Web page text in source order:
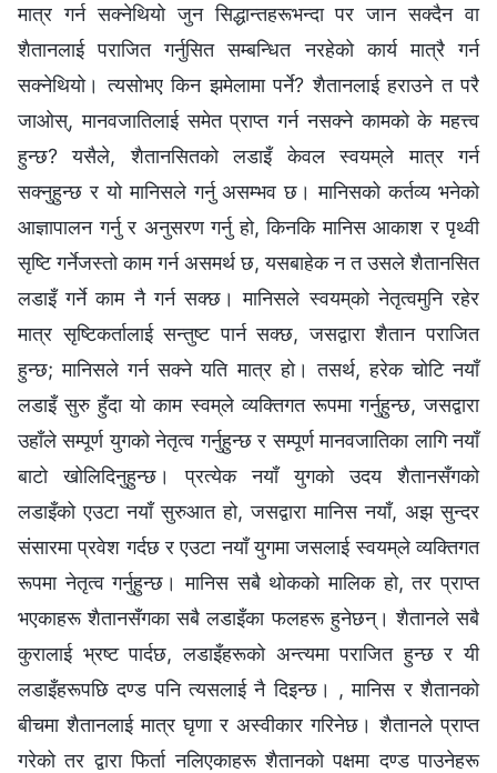
मात्र गर्न सक्नेथियो जुन सिद्धान्तहरूभन्दा पर जान सक्दैन वा
शैतानलाई पराजित गर्नुसित सम्बन्धित नरहेको कार्य मात्रै गर्न
सक्नेथियो। त्यसोभए किन झमेलामा पर्ने? शैतानलाई हराउने त परै
जाओस्, मानवजातिलाई समेत प्राप्त गर्न नसक्ने कामको के महत्त्व
हुन्छ? यसैले, शैतानसितको लडाइँ केवल स्वयम्‌ले मात्र गर्न
सक्नुहुन्छ र यो मानिसले गर्नु असम्भव छ। मानिसको कर्तव्य भनेको
आज्ञापालन गर्नु र अनुसरण गर्नु हो, किनकि मानिस आकाश र पृथ्वी
सृष्टि गर्नेजस्तो काम गर्न असमर्थ छ, यसबाहेक न त उसले शैतानसित
लडाइँ गर्ने काम नै गर्न सक्छ। मानिसले स्वयम्‌को नेतृत्वमुनि रहेर
मात्र सृष्टिकर्तालाई सन्तुष्ट पार्न सक्छ, जसद्वारा शैतान पराजित
हुन्छ; मानिसले गर्न सक्ने यति मात्र हो। तसर्थ, हरेक चोटि नयाँ
लडाइँ सुरु हुँदा यो काम स्वम्‌ले व्यक्तिगत रूपमा गर्नुहुन्छ, जसद्वारा
उहाँले सम्पूर्ण युगको नेतृत्व गर्नुहुन्छ र सम्पूर्ण मानवजातिका लागि नयाँ
बाटो खोलिदिनुहुन्छ। प्रत्येक नयाँ युगको उदय शैतानसँगको
लडाइँको एउटा नयाँ सुरुआत हो, जसद्वारा मानिस नयाँ, अझ सुन्दर
संसारमा प्रवेश गर्दछ र एउटा नयाँ युगमा जसलाई स्वयम्‌ले व्यक्तिगत
रूपमा नेतृत्व गर्नुहुन्छ। मानिस सबै थोकको मालिक हो, तर प्राप्त
भएकाहरू शैतानसँगका सबै लडाइँका फलहरू हुनेछन्। शैतानले सबै
कुरालाई भ्रष्ट पार्दछ, लडाइँहरूको अन्त्यमा पराजित हुन्छ र यी
लडाइँहरूपछि दण्ड पनि त्यसलाई नै दिइन्छ। , मानिस र शैतानको
बीचमा शैतानलाई मात्र घृणा र अस्वीकार गरिनेछ। शैतानले प्राप्त
गरेको तर द्वारा फिर्ता नलिएकाहरू शैतानको पक्षमा दण्ड पाउनेहरू